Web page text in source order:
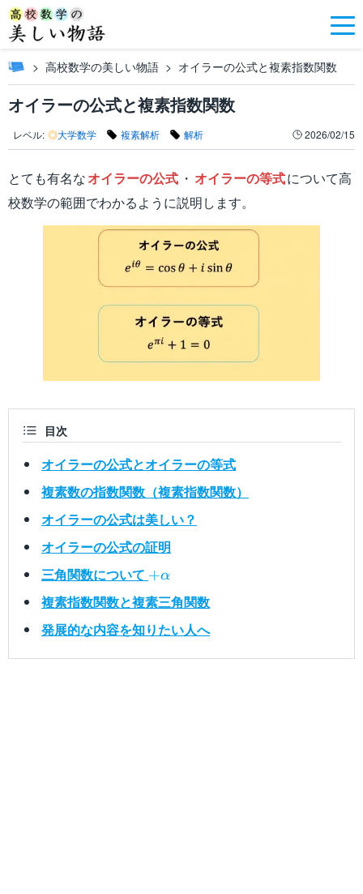
高校数学の美しい物語 オイラーの公式と複素指数関数
オイラーの公式と複素指数関数
レベル: ◎大学数学 複素解析 解析 2026/02/15
とても有名なオイラーの公式 ・ オイラーの等式について高
校数学の範囲でわかるように説明します。
目次
オイラーの公式とオイラーの等式
複素数の指数関数（複素指数関数）
オイラーの公式は美しい？
オイラーの公式の証明
三角関数について +\alpha
+α
複素指数関数と複素三角関数
発展的な内容を知りたい人へ